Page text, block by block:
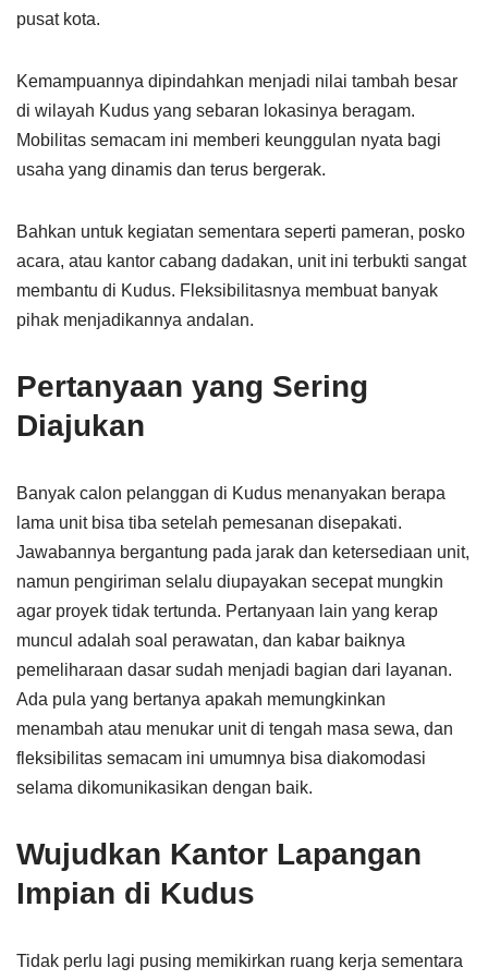
pusat kota.
Kemampuannya dipindahkan menjadi nilai tambah besar
di wilayah Kudus yang sebaran lokasinya beragam.
Mobilitas semacam ini memberi keunggulan nyata bagi
usaha yang dinamis dan terus bergerak.
Bahkan untuk kegiatan sementara seperti pameran, posko
acara, atau kantor cabang dadakan, unit ini terbukti sangat
membantu di Kudus. Fleksibilitasnya membuat banyak
pihak menjadikannya andalan.
Pertanyaan yang Sering
Diajukan
Banyak calon pelanggan di Kudus menanyakan berapa
lama unit bisa tiba setelah pemesanan disepakati.
Jawabannya bergantung pada jarak dan ketersediaan unit,
namun pengiriman selalu diupayakan secepat mungkin
agar proyek tidak tertunda. Pertanyaan lain yang kerap
muncul adalah soal perawatan, dan kabar baiknya
pemeliharaan dasar sudah menjadi bagian dari layanan.
Ada pula yang bertanya apakah memungkinkan
menambah atau menukar unit di tengah masa sewa, dan
fleksibilitas semacam ini umumnya bisa diakomodasi
selama dikomunikasikan dengan baik.
Wujudkan Kantor Lapangan
Impian di Kudus
Tidak perlu lagi pusing memikirkan ruang kerja sementara